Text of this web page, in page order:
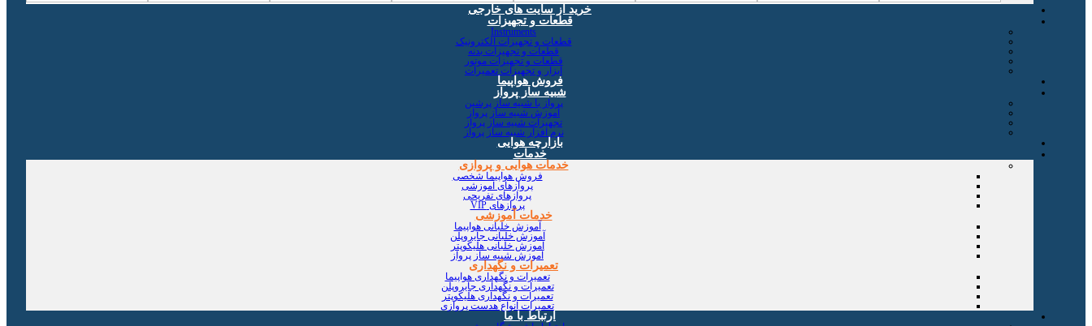
خرید از سایت های خارجی
قطعات و تجهیزات
Instruments
قطعات و تجهیزات الکترونیک
قطعات و تجهیزات بدنه
قطعات و تجهیزات موتور
ابزار و تجهیزات تعمیرات
فروش هواپیما
شبیه ساز پرواز
پرواز با شبیه ساز پرشین
آموزش شبیه ساز پرواز
تجهیزات شبیه ساز پرواز
نرم افزار شبیه ساز پرواز
بازارچه هوایی
خدمات
خدمات هوایی و پروازی
فروش هواپیما شخصی
پروازهای آموزشی
پروازهای تفریحی
پروازهای VIP
خدمات آموزشی
آموزش خلبانی هواپیما
آموزش خلبانی جایروپلن
آموزش خلبانی هلیکوپتر
آموزش شبیه ساز پرواز
تعمیرات و نگهداری
تعمیرات و نگهداری هواپیما
تعمیرات و نگهداری جایروپلن
تعمیرات و نگهداری هلیکوپتر
تعمیرات انواع هدست پروازی
ارتباط با ما